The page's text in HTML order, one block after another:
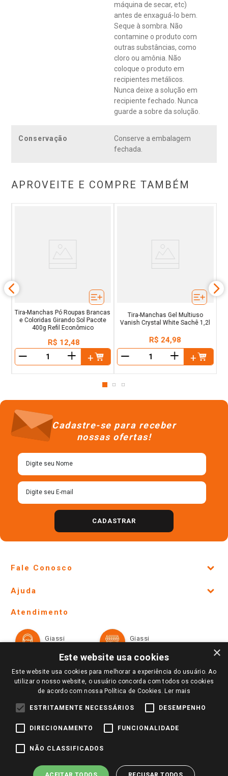
máquina de secar, etc)
antes de enxaguá-lo bem.
Seque à sombra. Não
contamine o produto com
outras substâncias, como
cloro ou amônia. Não
coloque o produto em
recipientes metálicos.
Nunca deixe a solução em
recipiente fechado. Nunca
guarde a sobre da solução.
Conservação
Conserve a embalagem
fechada.
APROVEITE E COMPRE TAMBÉM
Tira-Manchas Pó Roupas Brancas
e Coloridas Girando Sol Pacote
400g Refil Econômico
R$ 12,48
＋
Tira-Manchas Gel Multiuso
Vanish Crystal White Sachê 1,2l
R$ 24,98
＋
Cadastre-se para receber
nossas ofertas!
CADASTRAR
Fale Conosco
Lojas Físicas e Horários
Ofertas
Televendas
Notícias
Perguntas frequentes
Identidade Visual
Ajuda
Formas de Pagamento
Trocas e Devoluções
Atendimento
Giassi
Giassi
Redes Sociais
Pagamento e Segurança
×
Este website usa cookies
Este website usa cookies para melhorar a experiência do usuário. Ao
utilizar o nosso website, o usuário concorda com todos os cookies
de acordo com nossa Política de Cookies. Ler mais
ESTRITAMENTE NECESSÁRIOS DESEMPENHO
DIRECIONAMENTO FUNCIONALIDADE
NÃO CLASSIFICADOS